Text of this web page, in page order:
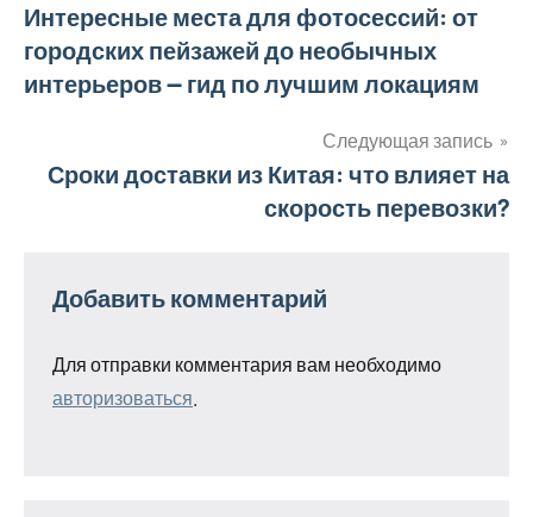
Навигация
по
Интересные места для фотосессий: от
городских пейзажей до необычных
интерьеров — гид по лучшим локациям
Следующая запись
Сроки доставки из Китая: что влияет на
скорость перевозки?
Добавить комментарий
Для отправки комментария вам необходимо
авторизоваться